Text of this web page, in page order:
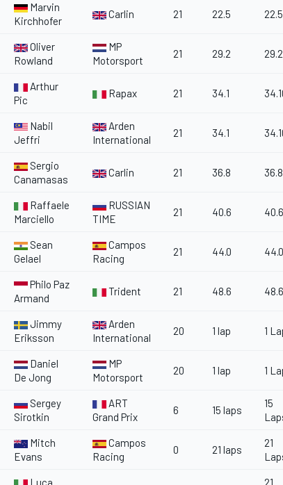
Marvin
Kirchhofer
Carlin 21 22.5
Oliver
Rowland
MP
Motorsport
21 29.2
Arthur
Pic
Rapax 21 34.1
Nabil
Jeffri
Arden
International
21 34.1
Sergio
Canamasas
Carlin 21 36.8
Raffaele
Marciello
RUSSIAN
TIME
21 40.6
Sean
Gelael
Campos
Racing
21 44.0
Philo Paz
Armand
Trident 21 48.6
Jimmy
Eriksson
Arden
International
20 1 lap 1
Daniel
De Jong
MP
Motorsport
20 1 lap 1
Sergey
Sirotkin
ART
Grand Prix
6 15 laps
15
Mitch
Evans
Campos
Racing
0 21 laps
21
Luca 21